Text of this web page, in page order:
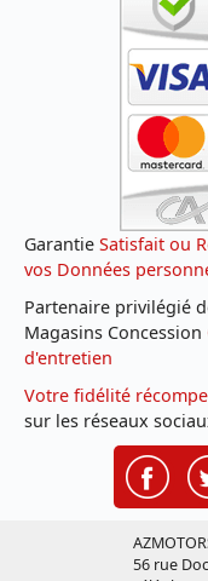
Garantie Satisfait ou
vos Données
Partenaire privilégié
Magasins Concession
d'entretien
Votre fidélité
sur les réseaux
56 rue